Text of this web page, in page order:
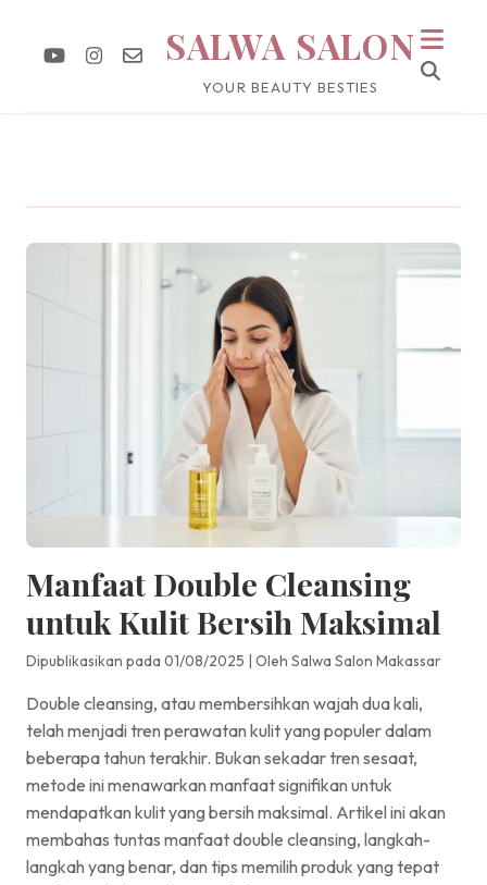
SALWA SALON
YOUR BEAUTY BESTIES
Manfaat Double Cleansing
untuk Kulit Bersih Maksimal
Dipublikasikan pada 01/08/2025 | Oleh Salwa Salon Makassar
Double cleansing, atau membersihkan wajah dua kali,
telah menjadi tren perawatan kulit yang populer dalam
beberapa tahun terakhir. Bukan sekadar tren sesaat,
metode ini menawarkan manfaat signifikan untuk
mendapatkan kulit yang bersih maksimal. Artikel ini akan
membahas tuntas manfaat double cleansing, langkah-
langkah yang benar, dan tips memilih produk yang tepat